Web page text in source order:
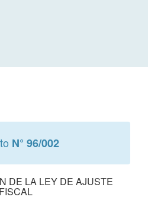
N° 96/002
DE LA LEY DE AJUSTE
FISCAL